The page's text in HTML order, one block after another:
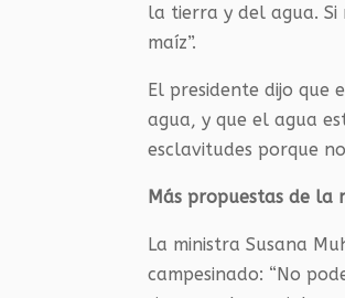
la tierra y del agua. Si
maíz”.
El presidente dijo
agua, y que el agua
esclavitudes porque
Más propuestas de la
La ministra Susana
campesinado: “No